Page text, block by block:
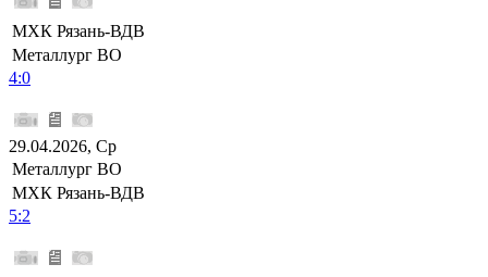
МХК Рязань-ВДВ
Металлург ВО
4:0
29.04.2026, Ср
Металлург ВО
МХК Рязань-ВДВ
5:2